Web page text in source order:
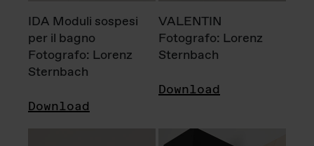
IDA Moduli sospesi
per il bagno
Fotografo: Lorenz
Sternbach
Download
VALENTIN
Fotografo: Lorenz
Sternbach
Download